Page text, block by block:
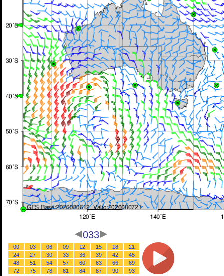
033
00 03 06 09 12 15 18
21
24
27 30 33 36 39 42
45
48
51 54 57 60 63 66
69
72
75 78 81 84 87 90 93